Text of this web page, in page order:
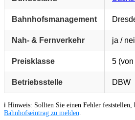
Bahnhofsmanagement
Nah- & Fernverkehr ja /
Preisklasse 5
Betriebsstelle DBW
ℹ️ Hinweis: Sollten Sie einen Fehler
Bahnhofseintrag zu melden